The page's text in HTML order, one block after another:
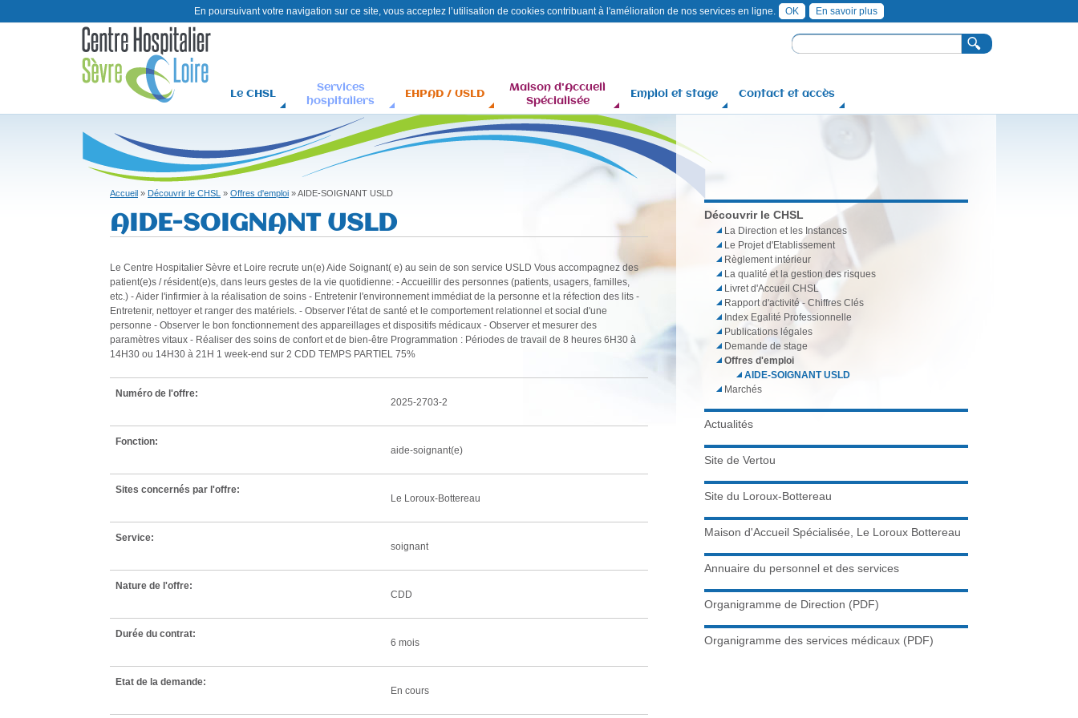
principal
C
H
S
F
r
m
i
r
e
d
e
r
e
c
h
c
e
R
e
e
r
Le CHSL
Services
hospitaliers
EHPAD / USLD
Maison d'Accueil
Spécialisée
Emploi et stage Contact et accès
êtes
Accueil » Découvrir le CHSL » Offres d'emploi »AIDE-SOIGNANT USLD
AIDE-SOIGNANT USLD
Le Centre Hospitalier Sèvre et Loire recrute un(e) Aide Soignant( e) au sein de son service USLD Vous accompagnez des
patient(e)s / résident(e)s, dans leurs gestes de la vie quotidienne: - Accueillir des personnes (patients, usagers, familles,
etc.) - Aider l'infirmier à la réalisation de soins - Entretenir l'environnement immédiat de la personne et la réfection des lits -
Entretenir, nettoyer et ranger des matériels. - Observer l'état de santé et le comportement relationnel et social d'une
personne - Observer le bon fonctionnement des appareillages et dispositifs médicaux - Observer et mesurer des
paramètres vitaux - Réaliser des soins de confort et de bien-être Programmation : Périodes de travail de 8 heures 6H30 à
14H30 ou 14H30 à 21H 1 week-end sur 2 CDD TEMPS PARTIEL 75%
Numéro de l'offre:
2025-2703-2
Fonction:
aide-soignant(e)
Sites concernés par l'offre:
Le Loroux-Bottereau
Service:
soignant
Nature de l'offre:
CDD
Durée du contrat:
6 mois
Etat de la demande:
En cours
Découvrir le CHSL
La Direction et les Instances
Le Projet d'Etablissement
Règlement intérieur
La qualité et la gestion des risques
Livret d'Accueil CHSL
Rapport d'activité - Chiffres Clés
Index Egalité Professionnelle
Publications légales
Demande de stage
Offres d'emploi
AIDE-SOIGNANT USLD
Marchés
Actualités
Site de Vertou
Site du Loroux-Bottereau
Maison d'Accueil Spécialisée, Le Loroux Bottereau
Annuaire du personnel et des services
Organigramme de Direction (PDF)
Organigramme des services médicaux (PDF)
En poursuivant votre navigation sur ce site, vous acceptez l’utilisation de cookies contribuant à l'amélioration de nos services en ligne. OK En savoir plus